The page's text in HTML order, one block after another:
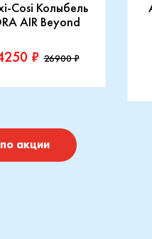
Cosi Колыбель
AIR Beyond
₽ 26900 ₽
Купить
акции